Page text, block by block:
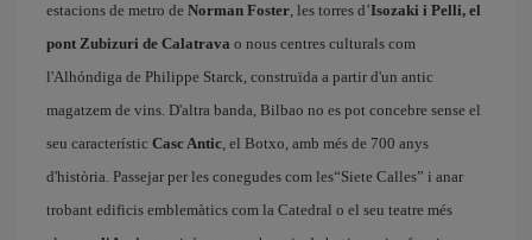
estacions de metro de Norman Foster, les torres d’Isozaki i Pelli, el
pont Zubizuri de Calatrava o nous centres culturals com
l'Alhóndiga de Philippe Starck, construïda a partir d'un antic
magatzem de vins. D'altra banda, Bilbao no es pot concebre sense el
seu característic Casc Antic, el Botxo, amb més de 700 anys
d'història. Passejar per les conegudes com les“Siete Calles” i anar
trobant edificis emblemàtics com la Catedral o el seu teatre més